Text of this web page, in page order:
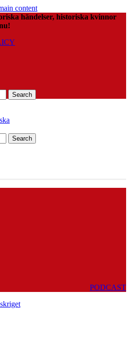
content
händelser, historiska kvinnor
Search
Search
PODCAST